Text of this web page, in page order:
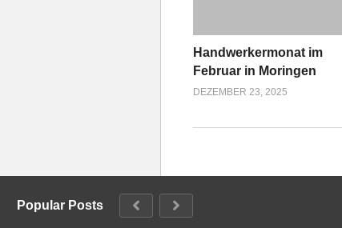
Handwerkermonat im
Februar in Moringen
DEZEMBER 23, 2025
Popular Posts